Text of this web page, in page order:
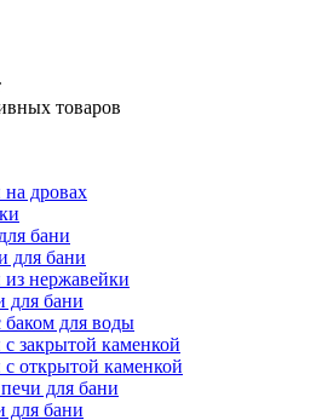
товаров
дровах
бани
для бани
нержавейки
для бани
для воды
закрытой каменкой
открытой каменкой
для бани
для бани